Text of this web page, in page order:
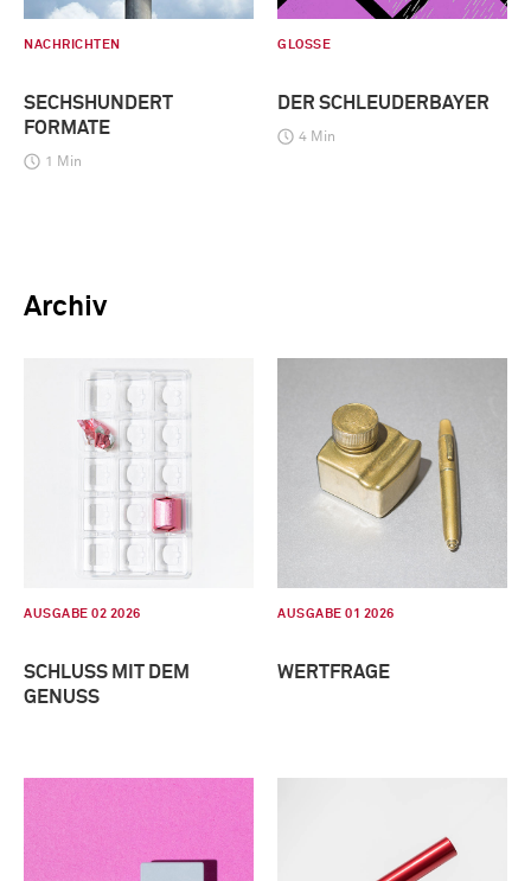
NACHRICHTEN
SECHSHUNDERT
FORMATE
1 Min
GLOSSE
DER SCHLEUDERBAYER
4 Min
Archiv
AUSGABE 02 2026
SCHLUSS MIT DEM
GENUSS
AUSGABE 01 2026
WERTFRAGE